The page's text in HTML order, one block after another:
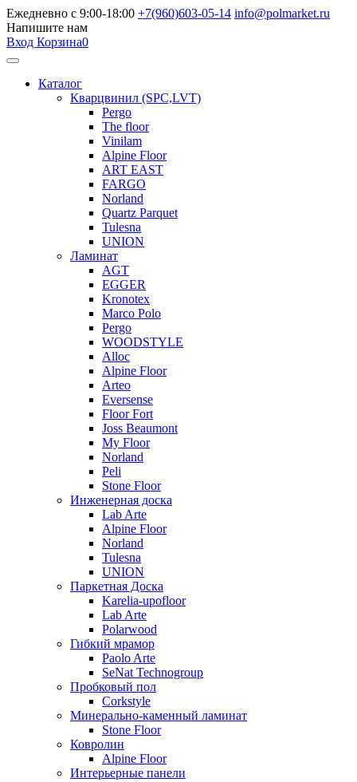
Ежедневно с 9:00-18:00 +7(960)603-05-14 info@polmarket.ru
Напишите нам
Вход Корзина0
Каталог
Кварцвинил (SPC,LVT)
Pergo
The floor
Vinilam
Alpine Floor
ART EAST
FARGO
Norland
Quartz Parquet
Tulesna
UNION
Ламинат
AGT
EGGER
Kronotex
Marco Polo
Pergo
WOODSTYLE
Alloc
Alpine Floor
Arteo
Eversense
Floor Fort
Joss Beaumont
My Floor
Norland
Peli
Stone Floor
Инженерная доска
Lab Arte
Alpine Floor
Norland
Tulesna
UNION
Паркетная Доска
Karelia-upofloor
Lab Arte
Polarwood
Гибкий мрамор
Paolo Arte
SeNat Technogroup
Пробковый пол
Corkstyle
Минерально-каменный ламинат
Stone Floor
Ковролин
Alpine Floor
Интерьерные панели